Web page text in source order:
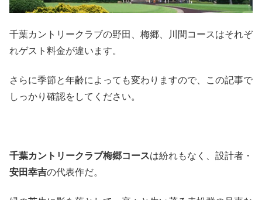
千葉カントリークラブの野田、梅郷、川間コースはそれぞ
れゲスト料金が違います。
さらに季節と年齢によっても変わりますので、この記事で
しっかり確認をしてください。
千葉カントリークラブ梅郷コースは紛れもなく、設計者・
安田幸吉の代表作だ。